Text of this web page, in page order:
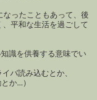
ったこともあって、後
平和な生活を過ごして
識を供養する意味でい
バ読み込むとか、
か...）